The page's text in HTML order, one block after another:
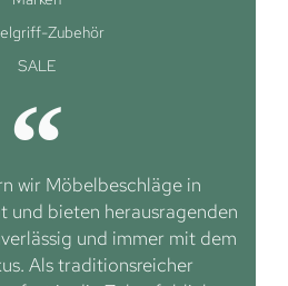
Zubehör
SALE
wir Möbelbeschläge in
und bieten herausragenden
und immer mit dem
Als traditionsreicher